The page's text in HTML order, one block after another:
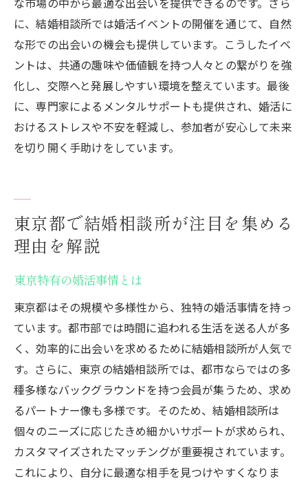
に、結婚相談所では婚活イベントの開催を通じて、自然
な形での出会いの機会も提供しています。こうしたイベ
ントは、共通の趣味や価値観を持つ人々との繋がりを強
化し、交際へと発展しやすい環境を整えています。最後
に、専門家によるメンタルサポートも提供され、婚活に
おけるストレスや不安を軽減し、参加者が安心して未来
を切り開く手助けをしています。
東京都で結婚相談所が注目を集める
理由を解説
東京特有の婚活事情とは
東京都はその規模や多様性から、独特の婚活事情を持っ
ています。都市部では時間に追われる生活を送る人が多
く、効率的に出会いを求めるために結婚相談所が人気で
す。さらに、東京の結婚相談所では、都市ならではの多
種多様なバックグラウンドを持つ会員が集うため、求め
るパートナー像も多様です。そのため、結婚相談所は
個々のニーズに応じたきめ細かいサポートが求められ、
カスタマイズされたマッチングが重要視されています。
これにより、自分に最適な相手を見つけやすくなりま